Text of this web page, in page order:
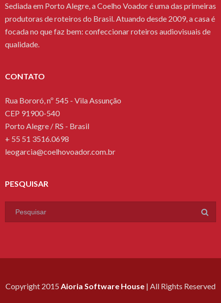
Sediada em Porto Alegre, a Coelho Voador é uma das primeiras
produtoras de roteiros do Brasil. Atuando desde 2009, a casa é
focada no que faz bem: confeccionar roteiros audiovisuais de
qualidade.
CONTATO
Rua Bororó, nº 545 - Vila Assunção
CEP 91900-540
Porto Alegre / RS - Brasil
+ 55 51 3516.0698
leogarcia@coelhovoador.com.br
PESQUISAR
Copyright 2015 Aioria Software House | All Rights Reserved